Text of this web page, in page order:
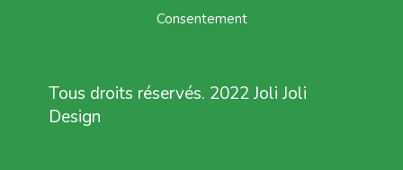
Consentement
Tous droits réservés. 2022 Joli Joli
Design